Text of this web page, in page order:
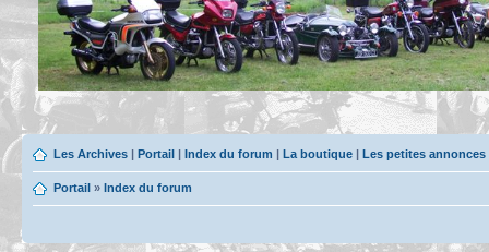
Les Archives | Portail | Index du forum | La boutique | Les petites
Portail » Index du forum